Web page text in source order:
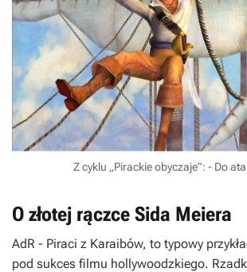
Z cyklu „Pirackie obyczaje”: - Do
O złotej rączce Sida Meiera
AdR - Piraci z Karaibów, to typowy
pod sukces filmu hollywoodzkiego.